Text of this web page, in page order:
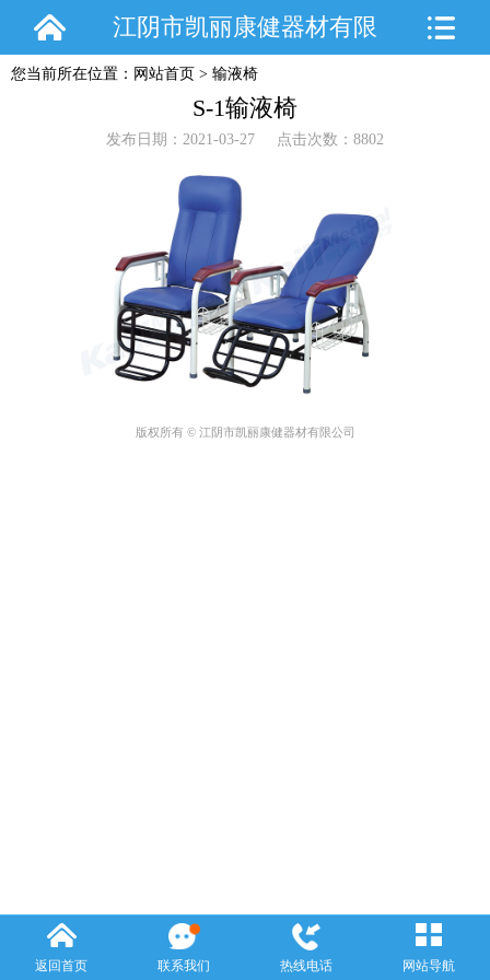
江阴市凯丽康健器材有限
公司
您当前所在位置： 网站首页 > 输液椅
S-1输液椅
发布日期：2021-03-27 点击次数：8802
版权所有 © 江阴市凯丽康健器材有限公司
返回首页 联系我们 热线电话 网站导航